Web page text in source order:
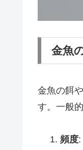
金魚
金魚の餌
す。一般
頻度: